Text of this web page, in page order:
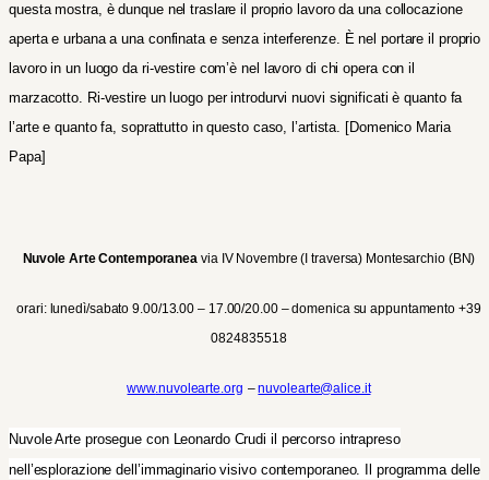
questa mostra, è dunque nel traslare il proprio lavoro da una collocazione
aperta e urbana a una confinata e senza interferenze. È nel portare il proprio
lavoro in un luogo da ri-vestire com’è nel lavoro di chi opera con il
marzacotto. Ri-vestire un luogo per introdurvi nuovi significati è quanto fa
l’arte e quanto fa, soprattutto in questo caso, l’artista. [Domenico Maria
Papa]
Nuvole Arte Contemporanea via IV Novembre (I traversa) Montesarchio (BN)
orari: lunedì/sabato 9.00/13.00 – 17.00/20.00 – domenica su appuntamento +39
0824835518
www.nuvolearte.org –nuvolearte@alice.it
Nuvole Arte prosegue con Leonardo Crudi il percorso intrapreso
nell’esplorazione dell’immaginario visivo contemporaneo. Il programma delle